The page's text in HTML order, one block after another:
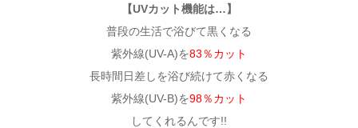
【UVカット機能は…】
普段の生活で浴びて黒くなる
紫外線(UV-A)を83％カット
長時間日差しを浴び続けて赤くなる
紫外線(UV-B)を98％カット
してくれるんです!!